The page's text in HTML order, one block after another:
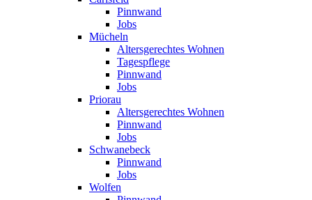
Pinnwand
Jobs
Mücheln
Altersgerechtes Wohnen
Tagespflege
Pinnwand
Jobs
Priorau
Altersgerechtes Wohnen
Pinnwand
Jobs
Schwanebeck
Pinnwand
Jobs
Wolfen